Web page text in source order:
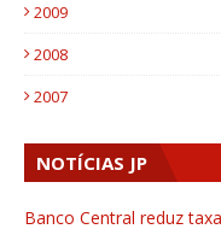
2009
2008
2007
NOTÍCIAS JP
Banco Central reduz